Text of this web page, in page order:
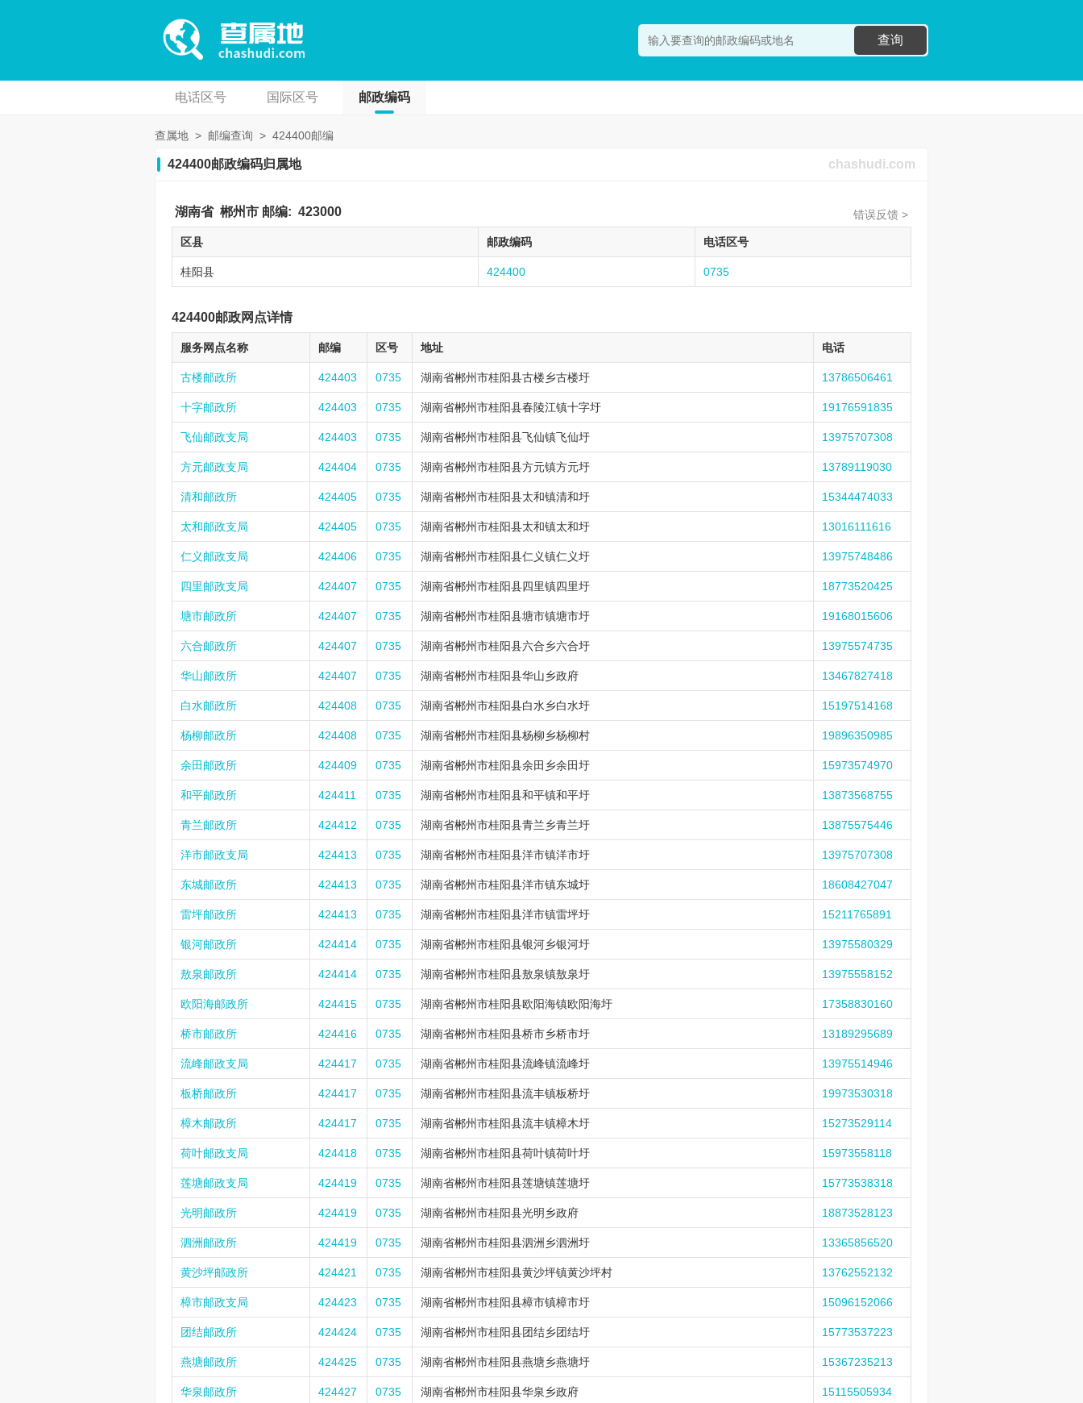
查询
电话区号 国际区号 邮政编码
查属地 > 邮编查询 > 424400邮编
424400邮政编码归属地 chashudi.com
湖南省 郴州市 邮编: 423000 错误反馈 >
区县 邮政编码 电话区号
桂阳县 424400 0735
424400邮政网点详情
服务网点名称 邮编 区号 地址 电话
古楼邮政所 424403 0735 湖南省郴州市桂阳县古楼乡古楼圩 13786506461
十字邮政所 424403 0735 湖南省郴州市桂阳县春陵江镇十字圩 19176591835
飞仙邮政支局 424403 0735 湖南省郴州市桂阳县飞仙镇飞仙圩 13975707308
方元邮政支局 424404 0735 湖南省郴州市桂阳县方元镇方元圩 13789119030
清和邮政所 424405 0735 湖南省郴州市桂阳县太和镇清和圩 15344474033
太和邮政支局 424405 0735 湖南省郴州市桂阳县太和镇太和圩 13016111616
仁义邮政支局 424406 0735 湖南省郴州市桂阳县仁义镇仁义圩 13975748486
四里邮政支局 424407 0735 湖南省郴州市桂阳县四里镇四里圩 18773520425
塘市邮政所 424407 0735 湖南省郴州市桂阳县塘市镇塘市圩 19168015606
六合邮政所 424407 0735 湖南省郴州市桂阳县六合乡六合圩 13975574735
华山邮政所 424407 0735 湖南省郴州市桂阳县华山乡政府 13467827418
白水邮政所 424408 0735 湖南省郴州市桂阳县白水乡白水圩 15197514168
杨柳邮政所 424408 0735 湖南省郴州市桂阳县杨柳乡杨柳村 19896350985
余田邮政所 424409 0735 湖南省郴州市桂阳县余田乡余田圩 15973574970
和平邮政所 424411 0735 湖南省郴州市桂阳县和平镇和平圩 13873568755
青兰邮政所 424412 0735 湖南省郴州市桂阳县青兰乡青兰圩 13875575446
洋市邮政支局 424413 0735 湖南省郴州市桂阳县洋市镇洋市圩 13975707308
东城邮政所 424413 0735 湖南省郴州市桂阳县洋市镇东城圩 18608427047
雷坪邮政所 424413 0735 湖南省郴州市桂阳县洋市镇雷坪圩 15211765891
银河邮政所 424414 0735 湖南省郴州市桂阳县银河乡银河圩 13975580329
敖泉邮政所 424414 0735 湖南省郴州市桂阳县敖泉镇敖泉圩 13975558152
欧阳海邮政所 424415 0735 湖南省郴州市桂阳县欧阳海镇欧阳海圩 17358830160
桥市邮政所 424416 0735 湖南省郴州市桂阳县桥市乡桥市圩 13189295689
流峰邮政支局 424417 0735 湖南省郴州市桂阳县流峰镇流峰圩 13975514946
板桥邮政所 424417 0735 湖南省郴州市桂阳县流丰镇板桥圩 19973530318
樟木邮政所 424417 0735 湖南省郴州市桂阳县流丰镇樟木圩 15273529114
荷叶邮政支局 424418 0735 湖南省郴州市桂阳县荷叶镇荷叶圩 15973558118
莲塘邮政支局 424419 0735 湖南省郴州市桂阳县莲塘镇莲塘圩 15773538318
光明邮政所 424419 0735 湖南省郴州市桂阳县光明乡政府 18873528123
泗洲邮政所 424419 0735 湖南省郴州市桂阳县泗洲乡泗洲圩 13365856520
黄沙坪邮政所 424421 0735 湖南省郴州市桂阳县黄沙坪镇黄沙坪村 13762552132
樟市邮政支局 424423 0735 湖南省郴州市桂阳县樟市镇樟市圩 15096152066
团结邮政所 424424 0735 湖南省郴州市桂阳县团结乡团结圩 15773537223
燕塘邮政所 424425 0735 湖南省郴州市桂阳县燕塘乡燕塘圩 15367235213
华泉邮政所 424427 0735 湖南省郴州市桂阳县华泉乡政府 15115505934